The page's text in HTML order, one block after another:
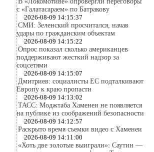
с «Галатасараем» по Батракову
2026-08-09 14:15:37
СМИ: Зеленский просчитался, начав
удары по гражданским объектам
2026-08-09 14:15:22
Опрос показал сколько американцев
поддерживают жесткий надзор за
соцсетями
2026-08-09 14:15:07
Дмитриев: социалисты ЕС подталкивают
Европу к краю пропасти
2026-08-09 14:13:02
ТАСС: Моджтаба Хаменеи не появляется
на публике из соображений безопасности
2026-08-09 14:12:57
Раскрыто время съемки видео с Хаменеи
2026-08-09 14:11:00
«Хоть две золотые выиграли»: Саутин —